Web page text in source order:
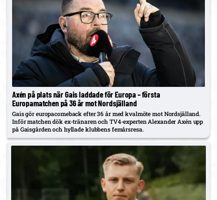
Axén på plats när Gais laddade för Europa – första
Europamatchen på 36 år mot Nordsjälland
Gais gör europacomeback efter 36 år med kvalmöte mot Nordsjälland.
Inför matchen dök ex-tränaren och TV4-experten Alexander Axén upp
på Gaisgården och hyllade klubbens femårsresa.